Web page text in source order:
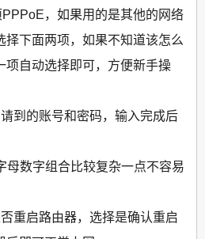
，如果用的是其他的网络
择下面两项，如果不知道该怎么
项自动选择即可，方便新手操
到的账号和密码，输入完成后
母数字组合比较复杂一点不容易
重启路由器，选择是确认重启